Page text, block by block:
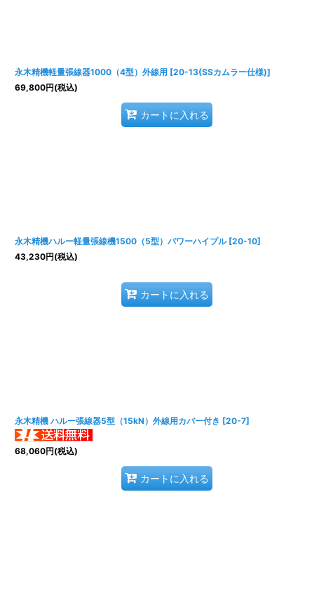
永木精機軽量張線器1000（4型）外線用 [20-13(SSカムラー仕様)]
69,800円(税込)
カートに入れる
永木精機ハルー軽量張線機1500（5型）パワーハイプル [20-10]
43,230円(税込)
カートに入れる
永木精機 ハルー張線器5型（15kN）外線用カバー付き [20-7]
68,060円(税込)
カートに入れる